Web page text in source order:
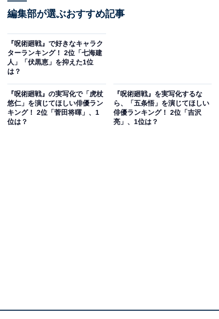
View this post on Instagram
編集部が選ぶおすすめ記事
『呪術廻戦』で好きなキャラク
ターランキング！ 2位「七海建
人」「伏黒恵」を抑えた1位
は？
『呪術廻戦』の実写化で「虎杖
悠仁」を演じてほしい俳優ラン
キング！ 2位「菅田将暉」、1
位は？
『呪術廻戦』を実写化するな
ら、「五条悟」を演じてほしい
俳優ランキング！ 2位「吉沢
亮」、1位は？